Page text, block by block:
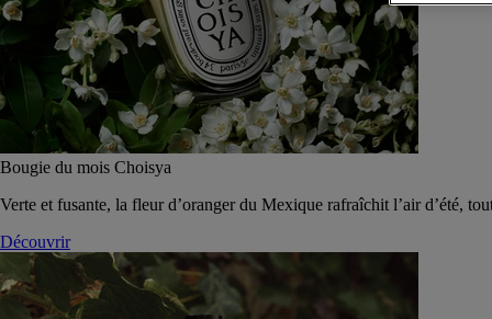
Bougie du mois Choisya
Verte et fusante, la fleur d’oranger du Mexique rafraîchit l’air d’été,
Découvrir